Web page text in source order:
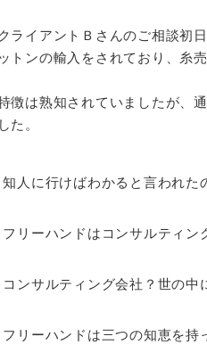
ライアントＢさんのご相談初日
トンの輸入をされており、糸
徴は熟知されていましたが、
た。
知人に行けばわかると言われた
フリーハンドはコンサルティン
コンサルティング会社？世の中
フリーハンドは三つの知恵を持